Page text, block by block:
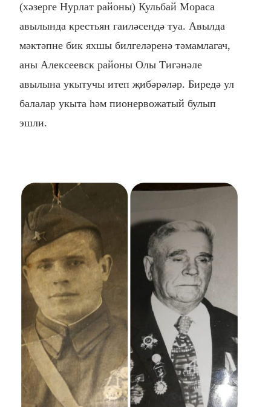
(хәзерге Нурлат районы) Кульбай Мораса
авылында крестьян гаиләсендә туа. Авылда
мәктәпне бик яхшы билгеләренә тәмамлагач,
аны Алексеевск районы Олы Тигәнәле
авылына укытучы итеп җибәрәләр. Биредә ул
балалар укыта һәм пионервожатый булып
эшли.